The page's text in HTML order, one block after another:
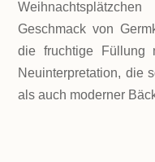
Geschmack von
die fruchtige Füllung
Neuinterpretation, die
als auch moderner